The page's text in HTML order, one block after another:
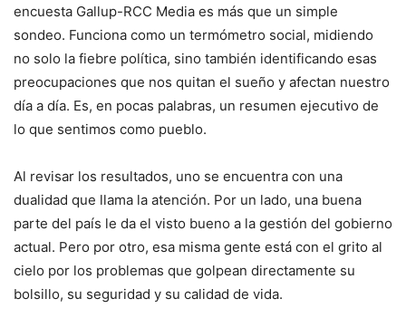
encuesta Gallup-RCC Media es más que un simple
sondeo. Funciona como un termómetro social, midiendo
no solo la fiebre política, sino también identificando esas
preocupaciones que nos quitan el sueño y afectan nuestro
día a día. Es, en pocas palabras, un resumen ejecutivo de
lo que sentimos como pueblo.
Al revisar los resultados, uno se encuentra con una
dualidad que llama la atención. Por un lado, una buena
parte del país le da el visto bueno a la gestión del gobierno
actual. Pero por otro, esa misma gente está con el grito al
cielo por los problemas que golpean directamente su
bolsillo, su seguridad y su calidad de vida.